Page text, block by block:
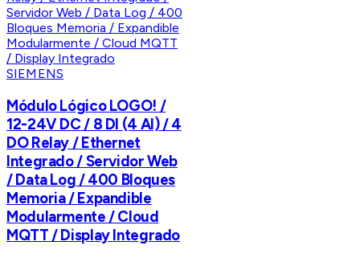
SIEMENS
Módulo Lógico LOGO! /
12-24V DC / 8 DI (4 AI) / 4
DO Relay / Ethernet
Integrado / Servidor Web
/ Data Log / 400 Bloques
Memoria / Expandible
Modularmente / Cloud
MQTT / Display Integrado